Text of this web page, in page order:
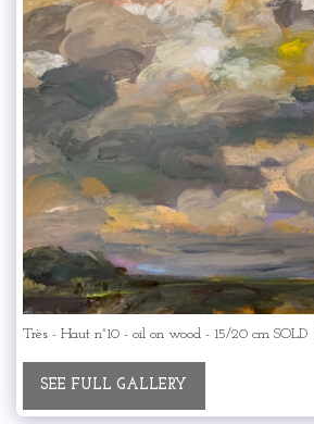
Très - Haut n°10 - oil on wood - 15/20 cm SOLD
SEE FULL GALLERY